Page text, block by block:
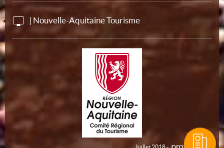
| Nouvelle-Aquitaine Tourisme